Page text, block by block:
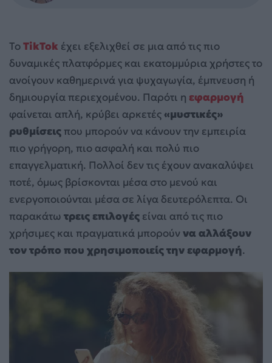
ΤοTikTok έχει εξελιχθεί σε μια από τις πιο
δυναμικές πλατφόρμες και εκατομμύρια χρήστες το
ανοίγουν καθημερινά για ψυχαγωγία, έμπνευση ή
δημιουργία περιεχομένου. Παρότι η εφαρμογή
φαίνεται απλή, κρύβει αρκετές«μυστικές»
ρυθμίσεις που μπορούν να κάνουν την εμπειρία
πιο γρήγορη, πιο ασφαλή και πολύ πιο
επαγγελματική. Πολλοί δεν τις έχουν ανακαλύψει
ποτέ, όμως βρίσκονται μέσα στο μενού και
ενεργοποιούνται μέσα σε λίγα δευτερόλεπτα. Οι
παρακάτω τρεις επιλογές είναι από τις πιο
χρήσιμες και πραγματικά μπορούννα αλλάξουν
τον τρόπο που χρησιμοποιείς την εφαρμογή.